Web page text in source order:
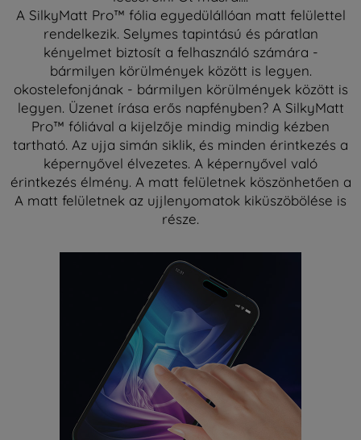
A SilkyMatt Pro™ fólia egyedülállóan matt felülettel
rendelkezik. Selymes tapintású és páratlan
kényelmet biztosít a felhasználó számára -
bármilyen körülmények között is legyen.
okostelefonjának - bármilyen körülmények között is
legyen. Üzenet írása erős napfényben? A SilkyMatt
Pro™ fóliával a kijelzője mindig mindig kézben
tartható. Az ujja simán siklik, és minden érintkezés a
képernyővel élvezetes. A képernyővel való
érintkezés élmény. A matt felületnek köszönhetően a
A matt felületnek az ujjlenyomatok kiküszöbölése is
része.